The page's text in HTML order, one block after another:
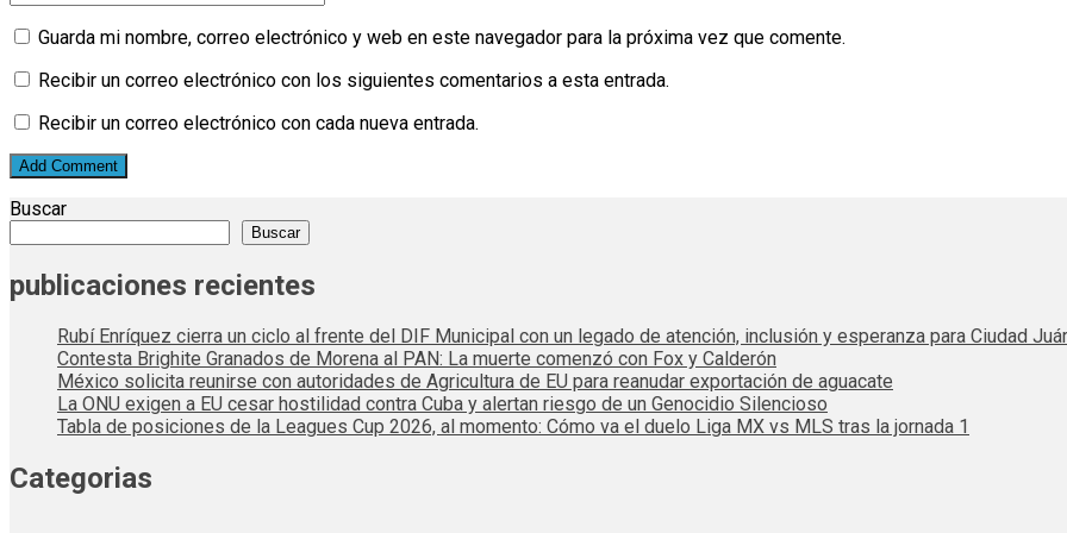
Guarda mi nombre, correo electrónico y web en este navegador para la próxima vez que comente.
Recibir un correo electrónico con los siguientes comentarios a esta entrada.
Recibir un correo electrónico con cada nueva entrada.
Buscar
Buscar
publicaciones recientes
Rubí Enríquez cierra un ciclo al frente del DIF Municipal con un legado de atención, inclusión y esperanza para Ciudad
Contesta Brighite Granados de Morena al PAN: La muerte comenzó con Fox y Calderón
México solicita reunirse con autoridades de Agricultura de EU para reanudar exportación de aguacate
La ONU exigen a EU cesar hostilidad contra Cuba y alertan riesgo de un Genocidio Silencioso
Tabla de posiciones de la Leagues Cup 2026, al momento: Cómo va el duelo Liga MX vs MLS tras la jornada 1
Categorias